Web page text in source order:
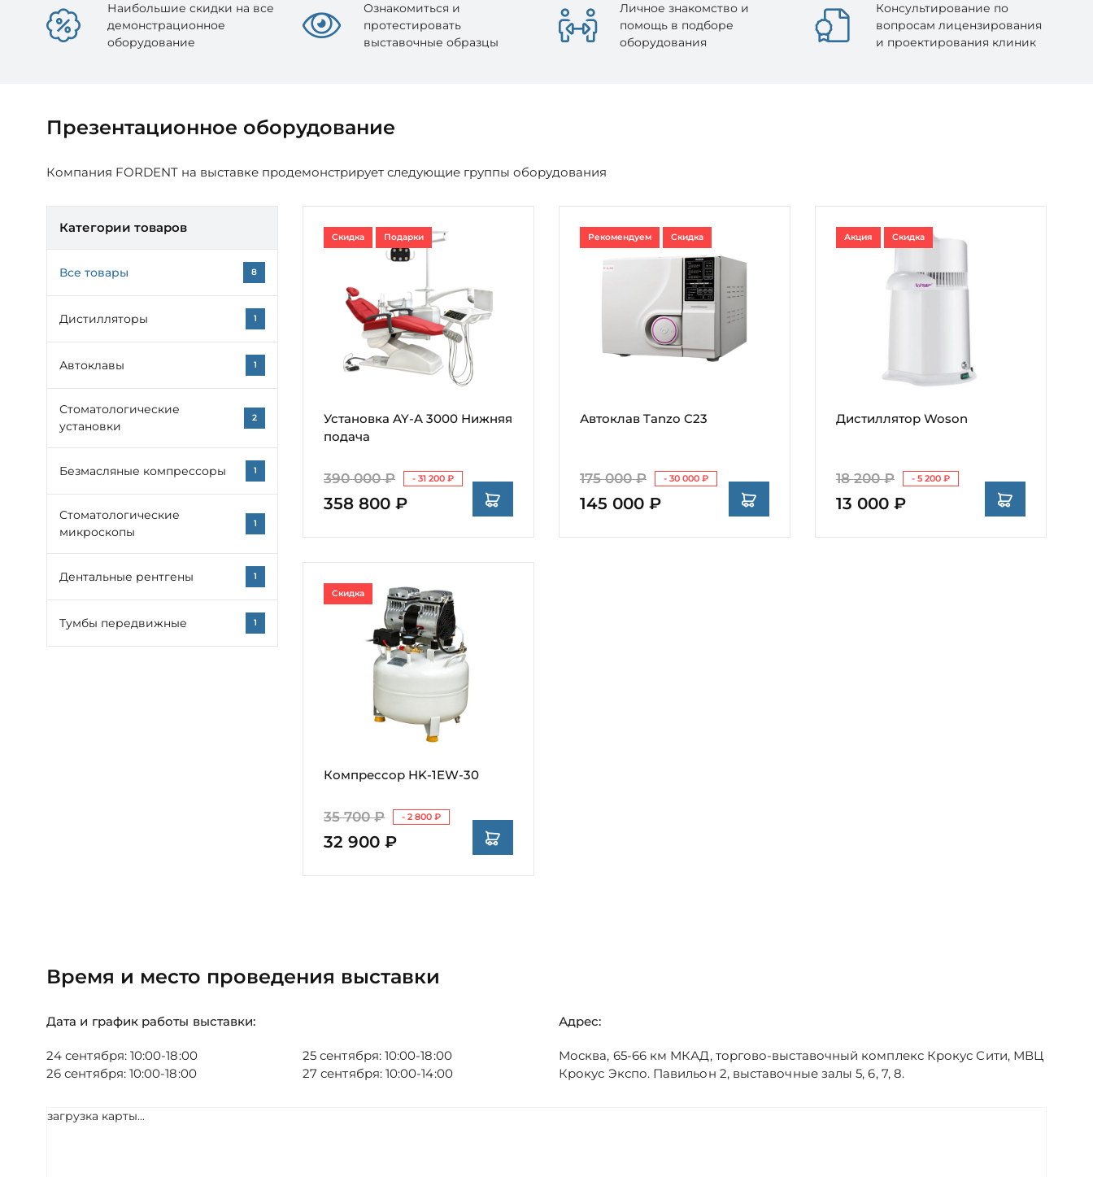
Наибольшие скидки на все
демонстрационное
оборудование
Ознакомиться и
протестировать
выставочные образцы
Личное знакомство и
помощь в подборе
оборудования
Консультирование по
вопросам лицензирования
и проектирования клиник
Презентационное оборудование
Компания FORDENT на выставке продемонстрирует следующие группы оборудования
Категории товаров
Все товары 8
Дистилляторы 1
Автоклавы 1
Стоматологические
установки
2
Безмасляные компрессоры 1
Стоматологические
микроскопы
1
Дентальные рентгены 1
Тумбы передвижные 1
Установка AY-A 3000 Нижняя
подача
390 000 ₽ - 31 200 ₽
358 800 ₽
Скидка Подарки
Автоклав Tanzo C23
175 000 ₽ - 30 000 ₽
145 000 ₽
Рекомендуем Скидка
Дистиллятор Woson
18 200 ₽ - 5 200 ₽
13 000 ₽
Акция Скидка
Компрессор HK-1EW-30
35 700 ₽ - 2 800 ₽
32 900 ₽
Скидка
Время и место проведения выставки
Дата и график работы выставки:
24 сентября: 10:00-18:00
25 сентября: 10:00-18:00
26 сентября: 10:00-18:00
27 сентября: 10:00-14:00
Адрес:
Москва, 65-66 км МКАД, торгово-выставочный комплекс Крокус Сити, МВЦ
Крокус Экспо. Павильон 2, выставочные залы 5, 6, 7, 8.
загрузка карты...